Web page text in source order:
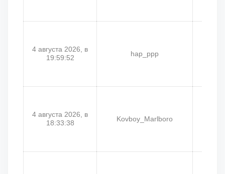
4 августа 2026, в
19:59:52
hap_ppp
4 августа 2026, в
18:33:38
Kovboy_Marlboro